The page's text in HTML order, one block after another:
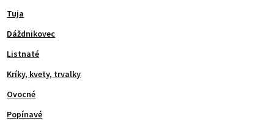
Tuja
Dáždnikovec
Listnaté
Kríky, kvety, trvalky
Ovocné
Popínavé